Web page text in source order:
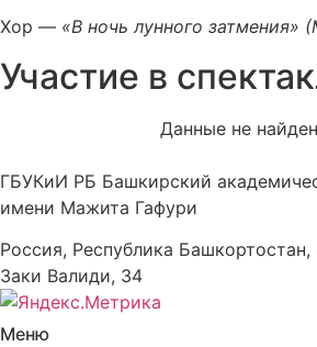
Хор — «В ночь лунного затмения»
Участие в
Данные не
ГБУКиИ РБ Башкирский
имени Мажита Гафури
Россия, Республика Башкортостан,
Заки Валиди, 34
Меню